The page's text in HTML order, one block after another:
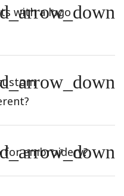
with a logo
for embroidery?